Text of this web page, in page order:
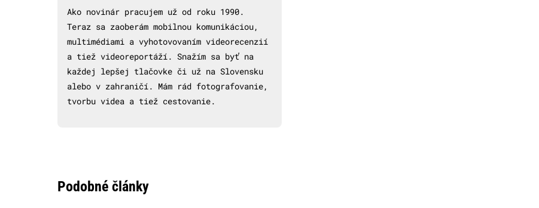
Ako novinár pracujem už od roku 1990.
Teraz sa zaoberám mobilnou komunikáciou,
multimédiami a vyhotovovaním videorecenzií
a tiež videoreportáží. Snažím sa byť na
každej lepšej tlačovke či už na Slovensku
alebo v zahraničí. Mám rád fotografovanie,
tvorbu videa a tiež cestovanie.
Podobné články